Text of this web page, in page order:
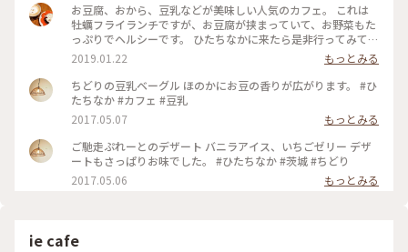
お豆腐、おから、豆乳などが美味しい人気のカフェ。 これは
牡蠣フライランチですが、お豆腐が挟まっていて、お野菜もた
っぷりでヘルシーです。 ひたちなかに来たら是非行ってみてく
ださい。お店のこだわりのコンセプトも面白いですよ。 #茨城
#ひたちなか #ちどり #豆腐料理 #カフェ #ヘルシーランチ #お
からベーグル
2019.01.22
もっとみる
ちどりの豆乳ベーグル ほのかにお豆の香りが広がります。 #ひ
たちなか #カフェ #豆乳
2017.05.07
もっとみる
ご馳走ぷれーとのデザート バニラアイス、いちごゼリー デザ
ートもさっぱりお味でした。 #ひたちなか #茨城 #ちどり
2017.05.06
もっとみる
ie cafe